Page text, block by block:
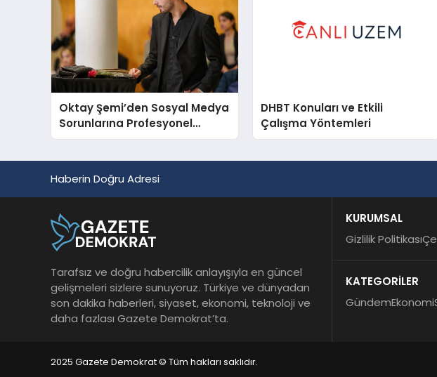
Oktay Şemi’den Sosyal Medya
Sorunlarına Profesyonel
Müdahale ve Hızlı Çözüm
DHBT Konuları ve Etkili
Çalışma Yöntemleri
Haberin Doğru Adresi
Tarafsız ve doğru habercilik anlayışıyla en güncel
gelişmeleri sizlere sunuyoruz. Türkiye ve dünyadan
son dakika haberleri, siyaset, ekonomi, teknoloji ve
daha fazlası Gazete Demokrat’ta.
KURUMSAL
Gizlilik Politikası
KATEGORİLER
GündemEkonomi
2025 Gazete Demokrat © Tüm hakları saklıdır.